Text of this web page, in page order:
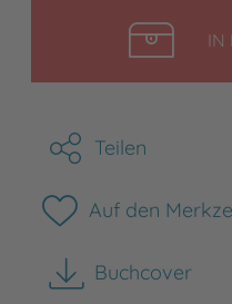
IN
Teilen
Auf den
Buchcover
herunterladen